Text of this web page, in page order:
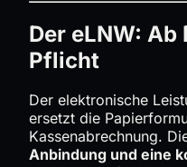
Der eLNW:
Pflicht
Der elektronische
ersetzt die
Kassenabrechnung.
Anbindung und eine